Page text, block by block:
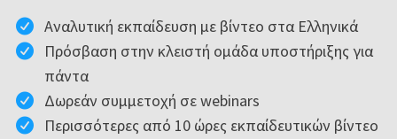
Αναλυτική εκπαίδευση με βίντεο στα Ελληνικά
Πρόσβαση στην κλειστή ομάδα υποστήριξης για
πάντα
Δωρεάν συμμετοχή σε webinars
Περισσότερες από 10 ώρες εκπαίδευτικών βίντεο